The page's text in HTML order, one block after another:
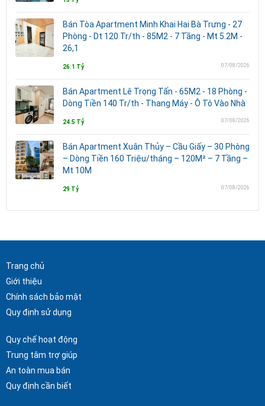
Bán Tòa Apartment Minh Khai Hai Bà Trưng - 27
Phòng - Dt 120 Tr/th - 85M2 - 7 Tầng - Mt 5.2M -
26,1
26.1 Tỷ 07/08/2026
Bán Apartment Lê Trọng Tấn - 65M2 - 18 Phòng -
Dòng Tiền 140 Tr/th - Thang Máy - Ô Tô Vào Nhà
24.5 Tỷ 07/08/2026
Bán Apartment Xuân Thủy – Cầu Giấy – 30 Phòng
– Dòng Tiền 160 Triệu/tháng – 120M² – 7 Tầng –
Mt 10M
29 Tỷ 07/08/2026
Trang chủ
Giới thiệu
Chính sách bảo mật
Quy định sử dụng
Quy chế hoạt động
Trung tâm trợ giúp
An toàn mua bán
Quy định cần biết